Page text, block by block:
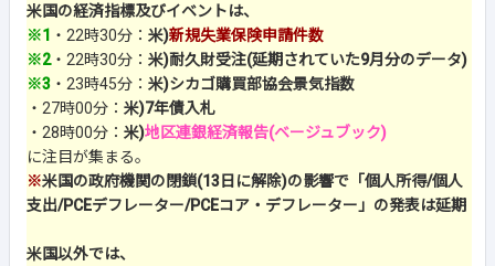
米国の経済指標及びイベントは、
※1 ・22時30分： 米)新規失業保険申請件数
※2・22時30分： 米)耐久財受注(延期されていた9月分のデータ)
※3 ・23時45分： 米)シカゴ購買部協会景気指数
・27時00分： 米)7年債入札
・28時00分： 米)地区連銀経済報告(ベージュブック)
に注目が集まる。
※米国の政府機関の閉鎖(13日に解除)の影響で「個人所得/個人
支出/PCEデフレーター/PCEコア・デフレーター」の発表は延期
米国以外では、